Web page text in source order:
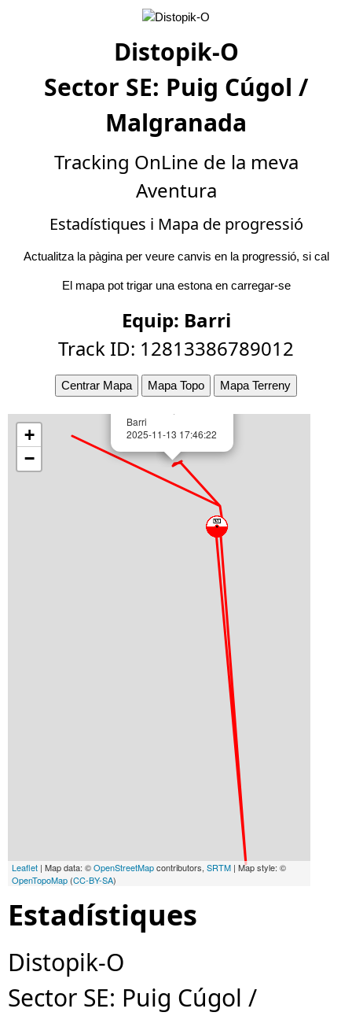
Distopik-O
Sector SE: Puig Cúgol /
Malgranada
Tracking OnLine de la meva
Aventura
Estadístiques i Mapa de progressió
Actualitza la pàgina per veure canvis en la progressió, si cal
El mapa pot trigar una estona en carregar-se
Equip: Barri
Track ID: 12813386789012
Centrar Mapa Mapa Topo Mapa Terreny
Sortir!
ID12813386789012
Barri
2025-11-13 17:46:22
×
+
−
Leaflet | Map data: ©OpenStreetMapcontributors, SRTM | Map style: ©
OpenTopoMap (CC-BY-SA)
Estadístiques
Distopik-O
Sector SE: Puig Cúgol /